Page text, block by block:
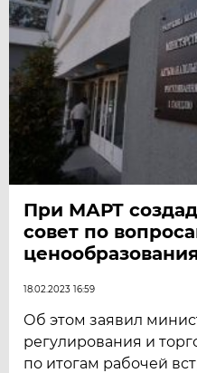
При МАРТ
совет по
ценообразования
18.02.2023 16:59
Об этом заявил
регулирования и
по итогам рабочей